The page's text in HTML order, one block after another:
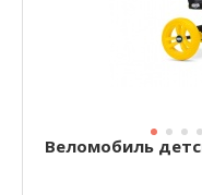
Веломобиль